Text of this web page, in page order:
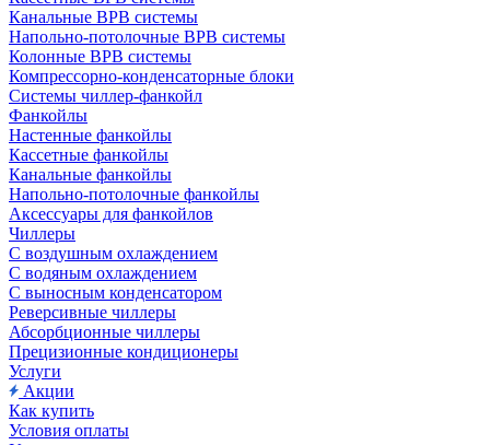
Канальные ВРВ системы
Напольно-потолочные ВРВ системы
Колонные ВРВ системы
Компрессорно-конденсаторные блоки
Системы чиллер-фанкойл
Фанкойлы
Настенные фанкойлы
Кассетные фанкойлы
Канальные фанкойлы
Напольно-потолочные фанкойлы
Аксессуары для фанкойлов
Чиллеры
С воздушным охлаждением
С водяным охлаждением
С выносным конденсатором
Реверсивные чиллеры
Абсорбционные чиллеры
Прецизионные кондиционеры
Услуги
Акции
Как купить
Условия оплаты